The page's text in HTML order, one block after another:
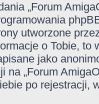
„Forum
utworzone
o Tobie, to
jako
na „Forum
po rejestracji,